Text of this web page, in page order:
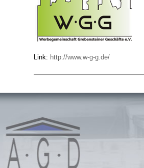
Link: http://www.w-g-g.de/